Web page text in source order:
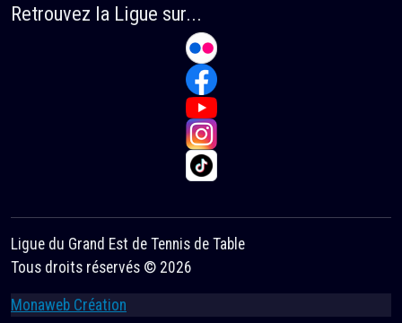
Retrouvez la Ligue sur...
Ligue du Grand Est de Tennis de Table
Tous droits réservés © 2026
Monaweb Création